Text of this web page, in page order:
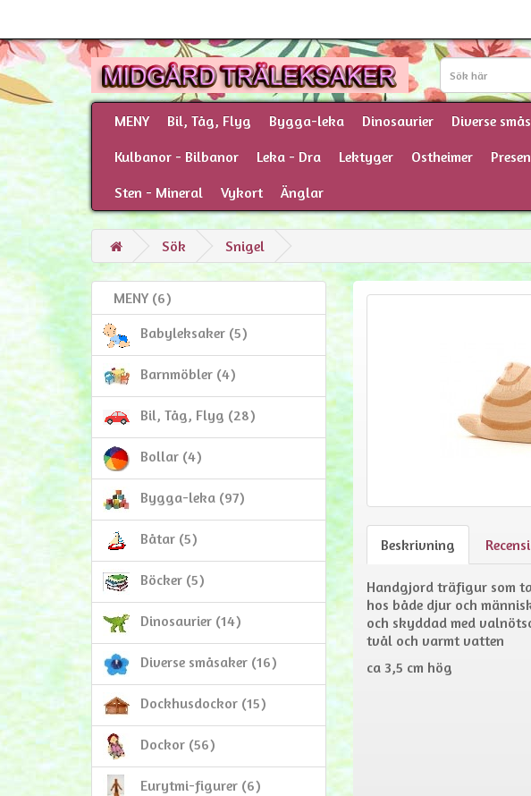
MENY Bil, Tåg, Flyg Bygga-leka Dinosaurier Diverse
Kulbanor - Bilbanor
Leka - Dra Lektyger Ostheimer
Sten - Mineral
Vykort Änglar
Sök Snigel
MENY (6)
Babyleksaker (5)
Barnmöbler (4)
Bil, Tåg, Flyg (28)
Bollar (4)
Bygga-leka (97)
Båtar (5)
Böcker (5)
Dinosaurier (14)
Diverse småsaker (16)
Dockhusdockor (15)
Dockor (56)
Eurytmi-figurer (6)
Beskrivning
Handgjord träfigur som
hos både djur och
och skyddad med
tvål och varmt vatten
ca 3,5 cm hög